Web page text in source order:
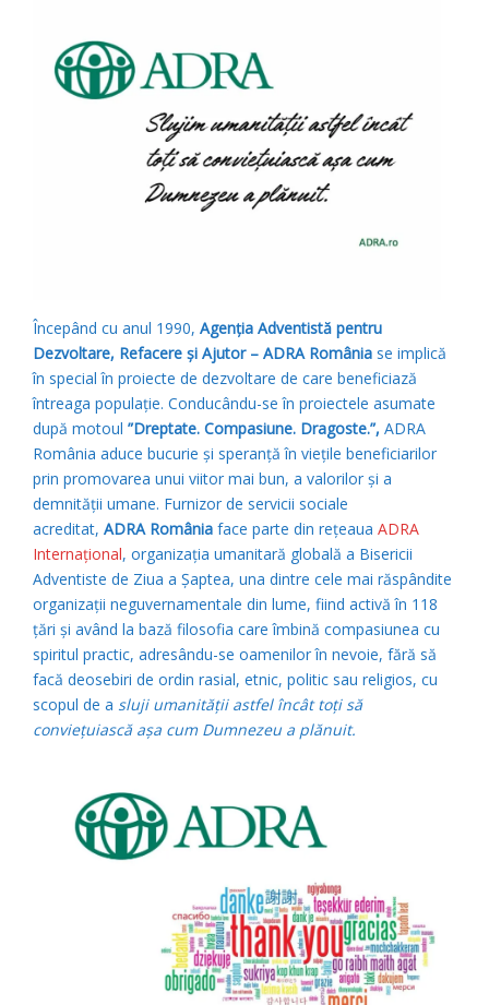
Începând cu anul 1990, Agenţia Adventistă pentru
Dezvoltare, Refacere și Ajutor – ADRA România se implică
în special în proiecte de dezvoltare de care beneficiază
întreaga populație. Conducându-se în proiectele asumate
după motoul ”Dreptate. Compasiune. Dragoste.”, ADRA
România aduce bucurie și speranță în viețile beneficiarilor
prin promovarea unui viitor mai bun, a valorilor și a
demnității umane. Furnizor de servicii sociale
acreditat, ADRA România face parte din rețeaua ADRA
Internațional, organizația umanitară globală a Bisericii
Adventiste de Ziua a Șaptea, una dintre cele mai răspândite
organizații neguvernamentale din lume, fiind activă în 118
țări și având la bază filosofia care îmbină compasiunea cu
spiritul practic, adresându-se oamenilor în nevoie, fără să
facă deosebiri de ordin rasial, etnic, politic sau religios, cu
scopul de a sluji umanității astfel încât toți să
conviețuiască așa cum Dumnezeu a plănuit.